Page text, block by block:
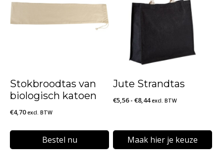
meerdere
variaties.
gekozen
Stokbroodtas van
biologisch katoen
€4,70 excl. BTW
Bestel nu
Jute Strandtas
€5,56 - €8,44Prijsklasse:
€8,44
excl. BTW
Maak hier je keuze